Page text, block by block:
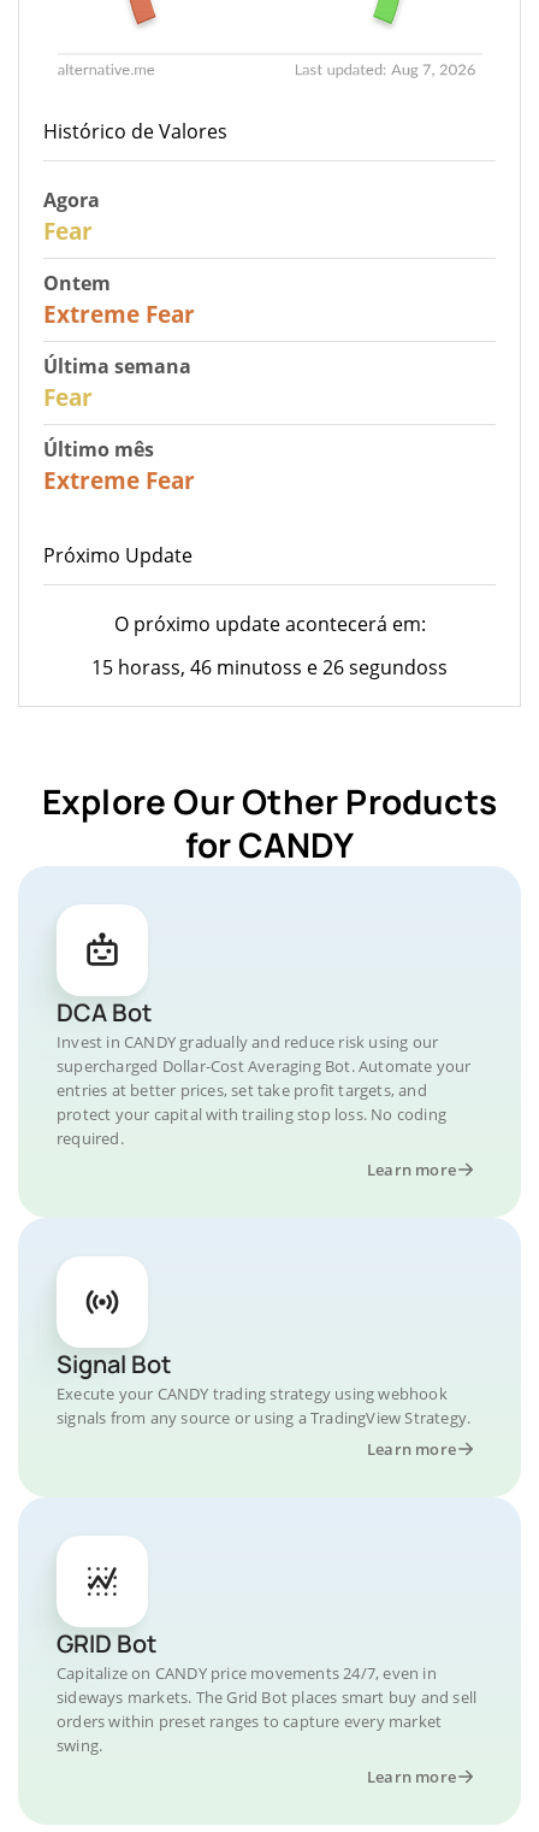
Histórico de Valores
Agora
Fear
Ontem
Extreme Fear
Última semana
Fear
Último mês
Extreme Fear
Próximo Update
O próximo update acontecerá em:
15 horass, 46 minutoss e 26 segundoss
Explore Our Other Products
for CANDY
DCA Bot
Invest in CANDY gradually and reduce risk using our
supercharged Dollar-Cost Averaging Bot. Automate your
entries at better prices, set take profit targets, and
protect your capital with trailing stop loss. No coding
required.
Learn more
Signal Bot
Execute your CANDY trading strategy using webhook
signals from any source or using a TradingView Strategy.
Learn more
GRID Bot
Capitalize on CANDY price movements 24/7, even in
sideways markets. The Grid Bot places smart buy and sell
orders within preset ranges to capture every market
swing.
Learn more